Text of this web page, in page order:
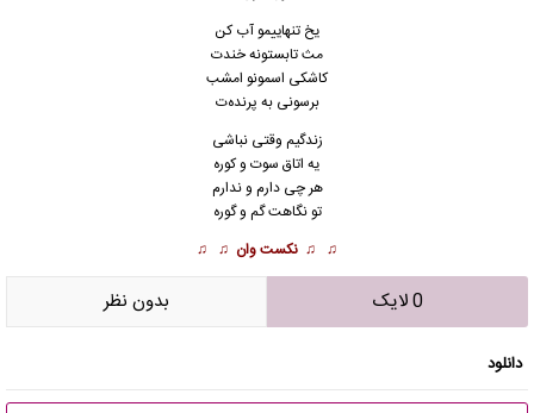
یخ تنهاییمو آب کن
مث تابستونه‌ خندت
کاشکی اسمونو امشب
برسونی به پرنده‌ت
زندگیم وقتی نباشی
یه اتاق سوت و کوره
هر چی دارم و ندارم
تو نگاهت گم و گوره
♫ ♫ نکست وان ♫ ♫
0 لایک بدون نظر
دانلود